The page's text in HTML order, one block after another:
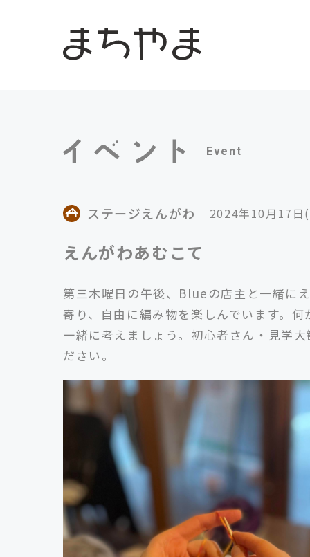
Event
ステージえんがわ 2024年10月17日
えんがわあむこて
第三木曜日の午後、Blueの店主と一緒に
寄り、自由に編み物を楽しんでいます。
一緒に考えましょう。初心者さん・見学
ださい。